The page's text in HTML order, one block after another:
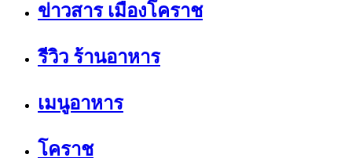
ข่าวสาร เมืองโคราช
รีวิว ร้านอาหาร
เมนูอาหาร
โคราช